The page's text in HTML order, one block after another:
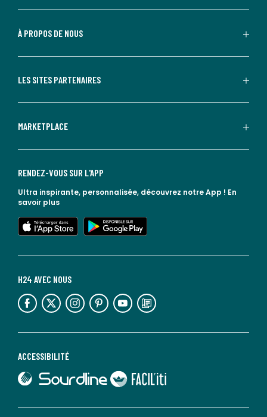
À PROPOS DE NOUS
LES SITES PARTENAIRES
MARKETPLACE
ACCESSIBILITÉ
lien vers Sourdline
lien vers Faciliti
H24 AVEC NOUS
lien vers l'espace réseaux sociaux lien vers l'espace réseaux sociaux lien vers l'espace réseaux sociaux lien vers l'espace réseaux sociaux lien vers l'espace réseaux sociaux lien vers le blog la redoute
RENDEZ-VOUS SUR L'APP
Ultra inspirante, personnalisée, découvrez notre App ! En
savoir plus
lien vers l'app store
lien vers google play